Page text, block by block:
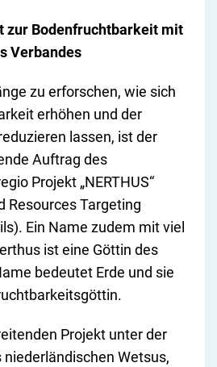
zur Bodenfruchtbarkeit mit
Verbandes
zu erforschen, wie sich
erhöhen und der
lassen, ist der
Auftrag des
Projekt „NERTHUS“
Resources Targeting
Ein Name zudem mit viel
ist eine Göttin des
bedeutet Erde und sie
Projekt unter der
niederländischen Wetsus,